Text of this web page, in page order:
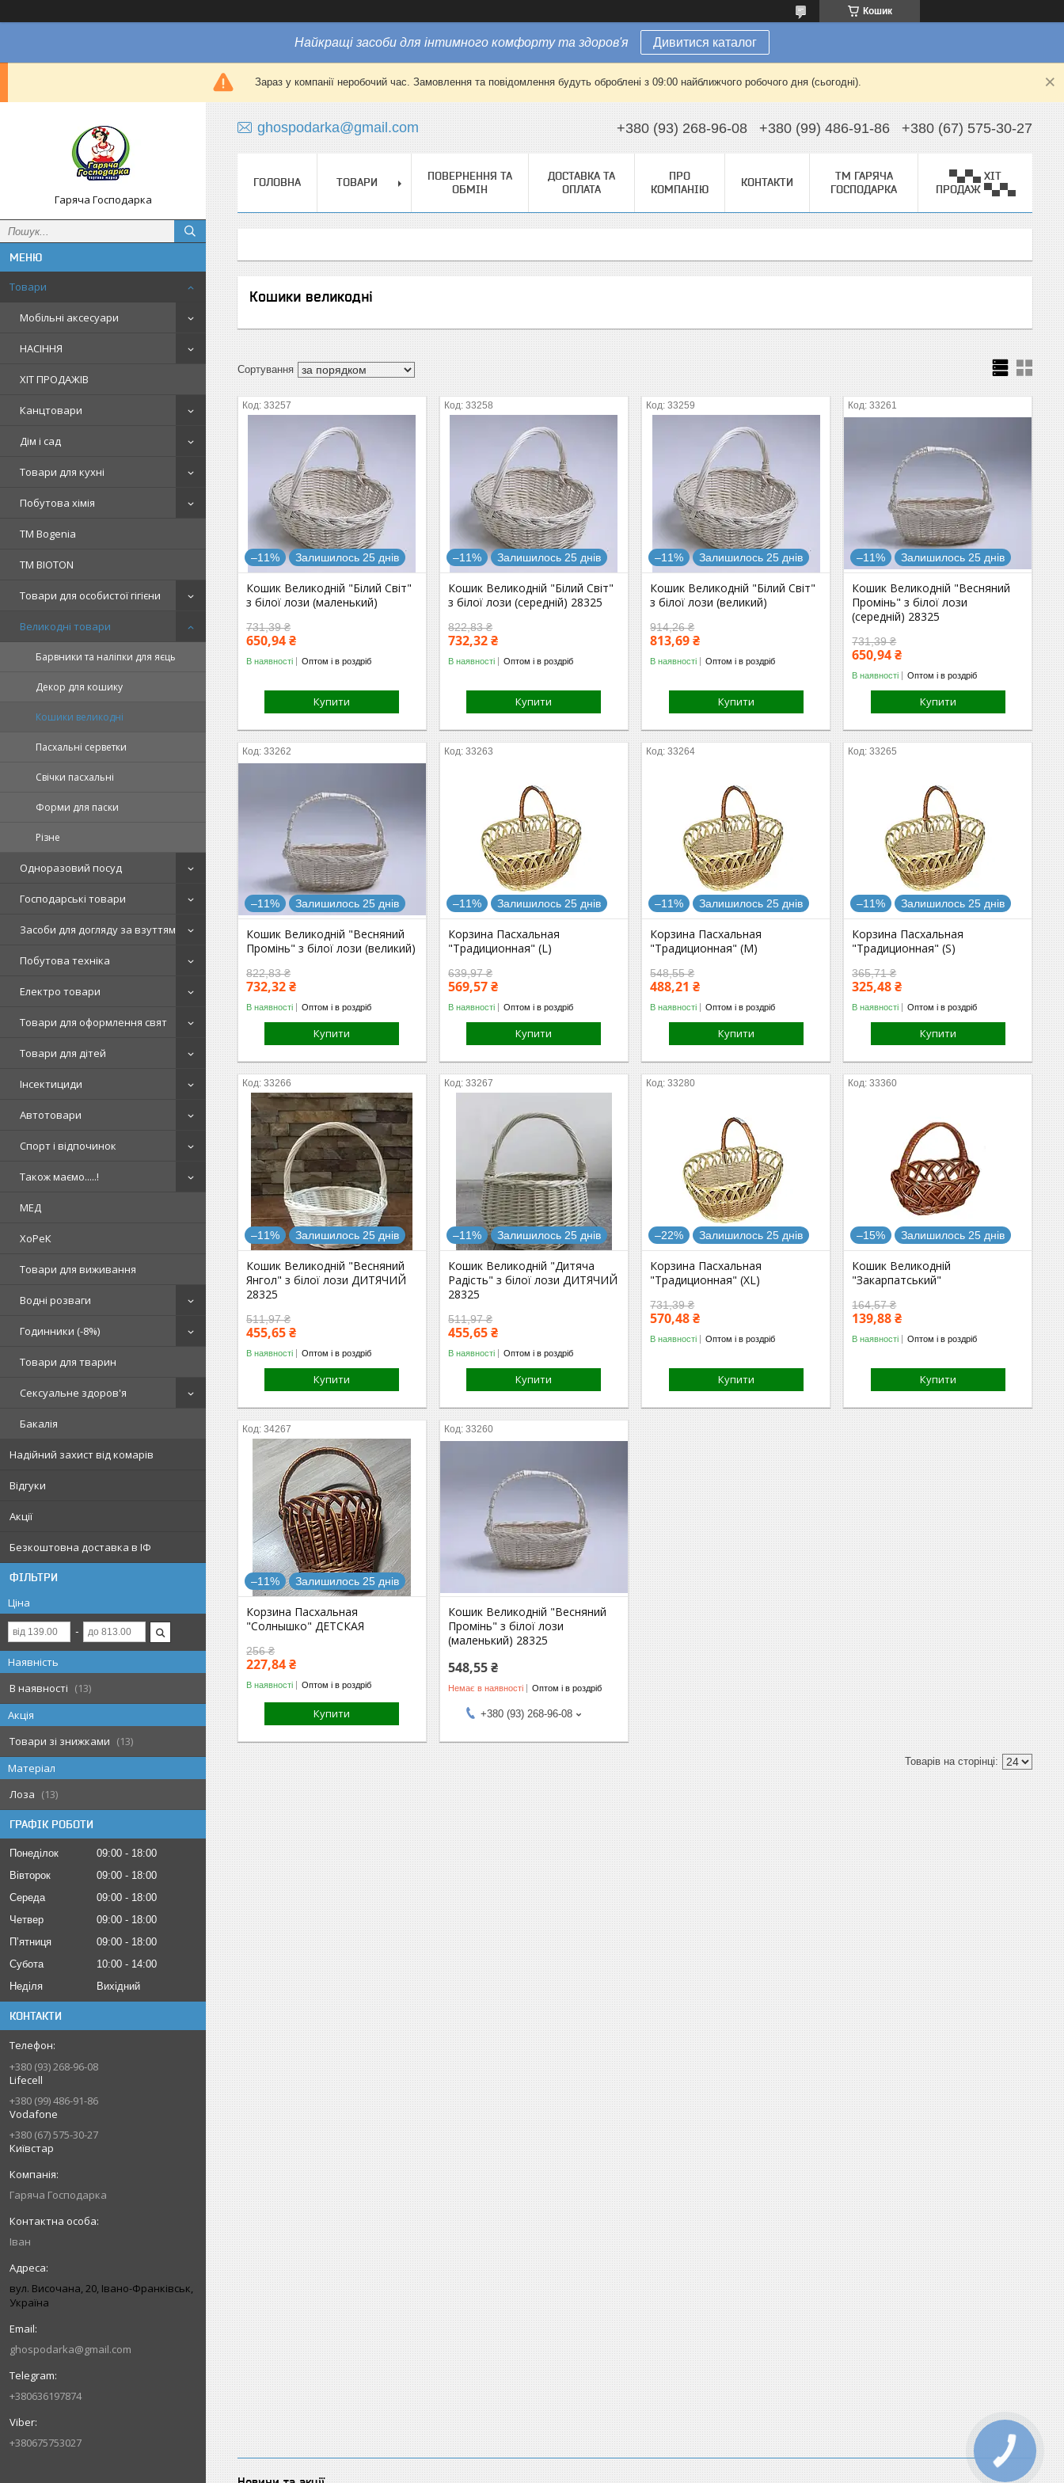
Кошик
Найкращі засоби для інтимного комфорту та здоров'я Дивитися каталог
Зараз у компанії неробочий час. Замовлення та повідомлення будуть оброблені з 09:00 найближчого робочого дня (сьогодні).
Гаряча Господарка
Товари
Мобільні аксесуари
НАСІННЯ
ХІТ ПРОДАЖІВ
Канцтовари
Дім і сад
Товари для кухні
Побутова хімія
ТМ Bogenia
ТМ BIOTON
Товари для особистої гігієни
Великодні товари
Барвники та наліпки для яєць
Декор для кошику
Кошики великодні
Пасхальні серветки
Свічки пасхальні
Форми для паски
Різне
Одноразовий посуд
Господарські товари
Засоби для догляду за взуттям
Побутова техніка
Електро товари
Товари для оформлення свят
Товари для дітей
Інсектициди
Автотовари
Спорт і відпочинок
Також маємо.....!
МЕД
ХоРеК
Товари для виживання
Водні розваги
Годинники (-8%)
Товари для тварин
Сексуальне здоров'я
Бакалія
Надійний захист від комарів
Відгуки
Акції
Безкоштовна доставка в ІФ
ФІЛЬТРИ
Ціна
Наявність
В наявності
13
Акція
Товари зі знижками
13
Матеріал
Лоза
13
ГРАФІК РОБОТИ
Понеділок 09:00
18:00
Вівторок
09:00
18:00
Середа
09:00
18:00
Четвер
09:00
18:00
Пʼятниця
09:00
18:00
Субота
10:00
14:00
Неділя
Вихідний
КОНТАКТИ
+380 (93) 268-96-08
Lifecell
+380 (99) 486-91-86
Vodafone
+380 (67) 575-30-27
Київстар
Гаряча Господарка
Іван
вул. Височана, 20, Івано-Франківськ,
Україна
ghospodarka@gmail.com
+380636197874
+380675753027
ghospodarka@gmail.com +380 (93) 268-96-08 +380 (99) 486-91-86 +380 (67) 575-30-27
ГОЛОВНА ТОВАРИ
ПОВЕРНЕННЯ ТА
ОБМІН
ДОСТАВКА ТА
ОПЛАТА
ПРО
КОМПАНІЮ
КОНТАКТИ
ТМ ГАРЯЧА
ГОСПОДАРКА
▀▄▀▄ ХІТ
ПРОДАЖ ▀▄▀▄
Кошики великодні
33257
–11% Залишилось 25 днів
Кошик Великодній "Білий Світ"
з білої лози (маленький)
731,39 ₴
650,94 ₴
В наявності Оптом і в роздріб
Купити
33258
–11% Залишилось 25 днів
Кошик Великодній "Білий Світ"
з білої лози (середній) 28325
822,83 ₴
732,32 ₴
В наявності Оптом і в роздріб
Купити
33259
–11% Залишилось 25 днів
Кошик Великодній "Білий Світ"
з білої лози (великий)
914,26 ₴
813,69 ₴
В наявності Оптом і в роздріб
Купити
33261
–11% Залишилось 25 днів
Кошик Великодній "Весняний
Промінь" з білої лози
(середній) 28325
731,39 ₴
650,94 ₴
В наявності Оптом і в роздріб
Купити
33262
–11% Залишилось 25 днів
Кошик Великодній "Весняний
Промінь" з білої лози (великий)
822,83 ₴
732,32 ₴
В наявності Оптом і в роздріб
Купити
33263
–11% Залишилось 25 днів
Корзина Пасхальная
"Традиционная" (L)
639,97 ₴
569,57 ₴
В наявності Оптом і в роздріб
Купити
33264
–11% Залишилось 25 днів
Корзина Пасхальная
"Традиционная" (M)
548,55 ₴
488,21 ₴
В наявності Оптом і в роздріб
Купити
33265
–11% Залишилось 25 днів
Корзина Пасхальная
"Традиционная" (S)
365,71 ₴
325,48 ₴
В наявності Оптом і в роздріб
Купити
33266
–11% Залишилось 25 днів
Кошик Великодній "Весняний
Янгол" з білої лози ДИТЯЧИЙ
28325
511,97 ₴
455,65 ₴
В наявності Оптом і в роздріб
Купити
33267
–11% Залишилось 25 днів
Кошик Великодній "Дитяча
Радість" з білої лози ДИТЯЧИЙ
28325
511,97 ₴
455,65 ₴
В наявності Оптом і в роздріб
Купити
33280
–22% Залишилось 25 днів
Корзина Пасхальная
"Традиционная" (XL)
731,39 ₴
570,48 ₴
В наявності Оптом і в роздріб
Купити
33360
–15% Залишилось 25 днів
Кошик Великодній
"Закарпатський"
164,57 ₴
139,88 ₴
В наявності Оптом і в роздріб
Купити
34267
–11% Залишилось 25 днів
Корзина Пасхальная
"Солнышко" ДЕТСКАЯ
256 ₴
227,84 ₴
В наявності Оптом і в роздріб
Купити
33260
Кошик Великодній "Весняний
Промінь" з білої лози
(маленький) 28325
548,55 ₴
Немає в наявності Оптом і в роздріб
+380 (93) 268-96-08